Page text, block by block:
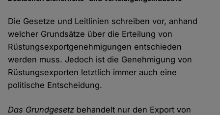
Die Gesetze und Leitlinien schreiben vor, anhand
welcher Grundsätze über die Erteilung von
Rüstungsexportgenehmigungen entschieden
werden muss. Jedoch ist die Genehmigung von
Rüstungsexporten letztlich immer auch eine
politische Entscheidung.
Das Grundgesetz behandelt nur den Export von